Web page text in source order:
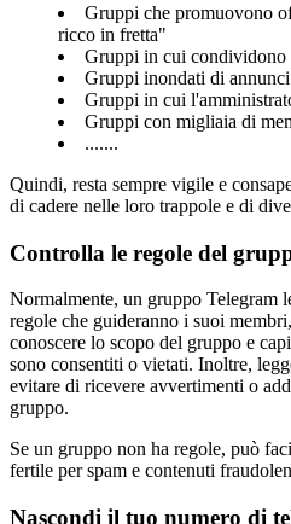
Gruppi che promuovono
ricco in fretta"
Gruppi in cui condividono
Gruppi inondati di annunci
Gruppi in cui
Gruppi con migliaia di
.......
Quindi, resta sempre vigile e
di cadere nelle loro trappole e di
Controlla le regole del
Normalmente, un gruppo Telegram
regole che guideranno i suoi
conoscere lo scopo del gruppo e
sono consentiti o vietati. Inoltre,
evitare di ricevere avvertimenti o
gruppo.
Se un gruppo non ha regole, può
fertile per spam e contenuti
Nascondi il tuo numero di